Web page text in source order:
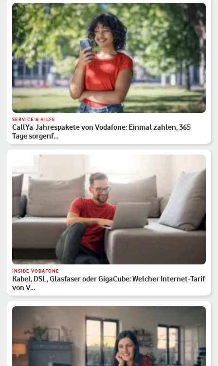
SERVICE & HILFE
CallYa-Jahrespakete von Vodafone: Einmal zahlen, 365
Tage sorgenf…
INSIDE VODAFONE
Kabel, DSL, Glasfaser oder GigaCube: Welcher Internet-Tarif
von V…